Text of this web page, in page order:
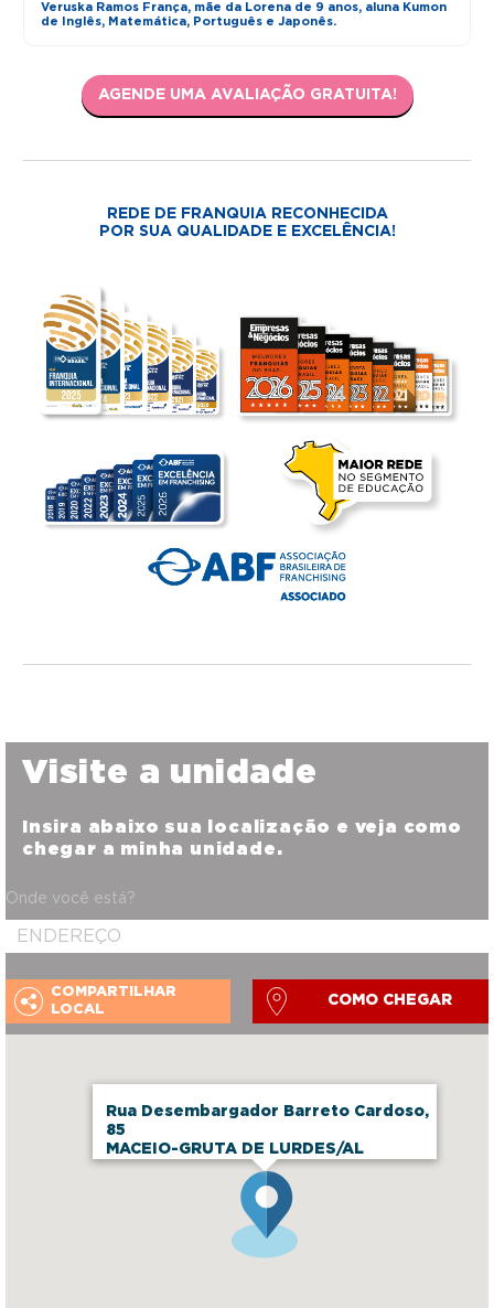
Veruska Ramos França, mãe da Lorena de 9 anos, aluna Kumon
de Inglês, Matemática, Português e Japonês.
AGENDE UMA AVALIAÇÃO GRATUITA!
REDE DE FRANQUIA RECONHECIDA
POR SUA QUALIDADE E EXCELÊNCIA!
Rua Desembargador Barreto Cardoso,
85
MACEIO-GRUTA DE LURDES/AL
Visite a unidade
Insira abaixo sua localização e veja como
chegar a minha unidade.
Onde você está?
COMPARTILHAR
LOCAL
COMO CHEGAR